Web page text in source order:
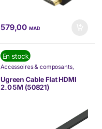
579,00MAD
En stock
Accessoires & composants,
Informatique,Nos Marques,
TÉLÉPHONIE,Ugreen
Ugreen Cable Flat HDMI
2.0 5M (50821)